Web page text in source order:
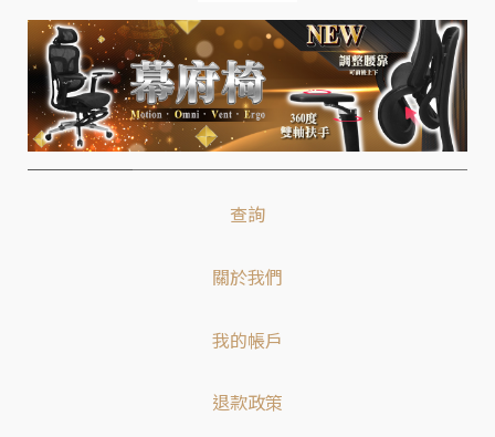
查詢
關於我們
我的帳戶
退款政策